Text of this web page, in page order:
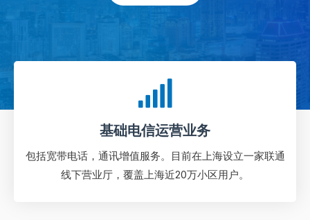
基础电信运营业务
包括宽带电话，通讯增值服务。目前在上海设立一家联通
线下营业厅，覆盖上海近20万小区用户。